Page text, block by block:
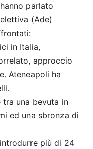
parlato
(Ade)
in Italia,
approccio
Ateneapoli ha
tra una bevuta in
ed una sbronza di
più di 24